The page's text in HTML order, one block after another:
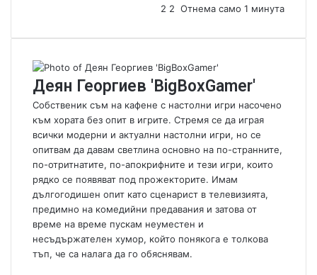
d
n
a
l
2 2 Отнема само 1 минута
Деян Георгиев 'BigBoxGamer'
Собственик съм на кафене с настолни игри насочено
към хората без опит в игрите. Стремя се да играя
всички модерни и актуални настолни игри, но се
опитвам да давам светлина основно на по-странните,
по-отритнатите, по-апокрифните и тези игри, които
рядко се появяват под прожекторите. Имам
дългогодишен опит като сценарист в телевизията,
предимно на комедийни предавания и затова от
време на време пускам неуместен и
несъдържателен хумор, който понякога е толкова
тъп, че са налага да го обяснявам.